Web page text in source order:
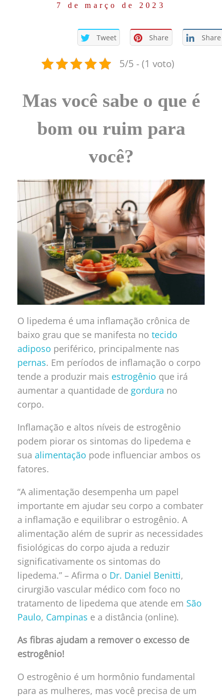
7 de março de 2023
Tweet Share Share
5/5 - (1 voto)
Mas você sabe o que é
bom ou ruim para
você?
O lipedema é uma inflamação crônica de
baixo grau que se manifesta no tecido
adiposo periférico, principalmente nas
pernas. Em períodos de inflamação o corpo
tende a produzir mais estrogênio que irá
aumentar a quantidade de gordura no
corpo.
Inflamação e altos níveis de estrogênio
podem piorar os sintomas do lipedema e
sua alimentação pode influenciar ambos os
fatores.
“A alimentação desempenha um papel
importante em ajudar seu corpo a combater
a inflamação e equilibrar o estrogênio. A
alimentação além de suprir as necessidades
fisiológicas do corpo ajuda a reduzir
significativamente os sintomas do
lipedema.” – Afirma o Dr. Daniel Benitti,
cirurgião vascular médico com foco no
tratamento de lipedema que atende em São
Paulo, Campinas e a distância (online).
As fibras ajudam a remover o excesso de
estrogênio!
O estrogênio é um hormônio fundamental
para as mulheres, mas você precisa de um